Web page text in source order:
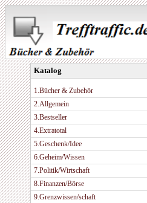
Katalog
1.Bücher & Zubehör
2.Allgemein
3.Bestseller
4.Extratotal
5.Geschenk/Idee
6.Geheim/Wissen
7.Politik/Wirtschaft
8.Finanzen/Börse
9.Grenzwissen/schaft